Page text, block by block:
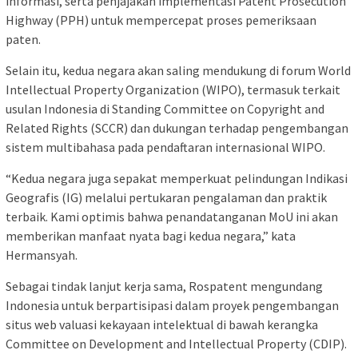
Highway (PPH) untuk mempercepat proses pemeriksaan
paten.
Selain itu, kedua negara akan saling mendukung di forum World
Intellectual Property Organization (WIPO), termasuk terkait
usulan Indonesia di Standing Committee on Copyright and
Related Rights (SCCR) dan dukungan terhadap pengembangan
sistem multibahasa pada pendaftaran internasional WIPO.
“Kedua negara juga sepakat memperkuat pelindungan Indikasi
Geografis (IG) melalui pertukaran pengalaman dan praktik
terbaik. Kami optimis bahwa penandatanganan MoU ini akan
memberikan manfaat nyata bagi kedua negara,” kata
Hermansyah.
Sebagai tindak lanjut kerja sama, Rospatent mengundang
Indonesia untuk berpartisipasi dalam proyek pengembangan
situs web valuasi kekayaan intelektual di bawah kerangka
Committee on Development and Intellectual Property (CDIP).